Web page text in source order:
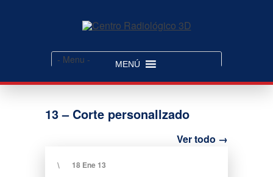
- Menu - MENÚ
13 – Corte personallzado
Ver todo →
18 Ene 13